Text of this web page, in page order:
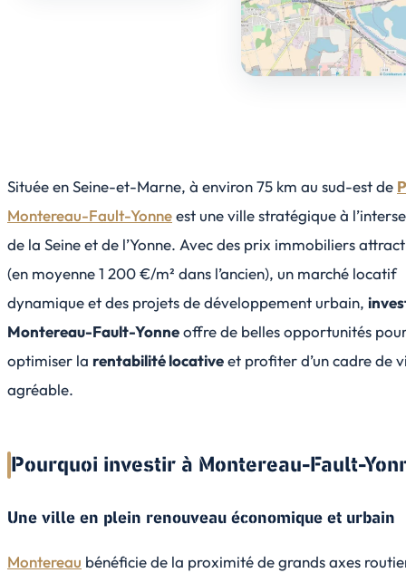
Située en Seine-et-Marne, à environ 75 km au sud-est de
Montereau-Fault-Yonneest une ville stratégique à
de la Seine et de l’Yonne. Avec des prix immobiliers
(en moyenne 1 200 €/m² dans l’ancien), un marché locatif
dynamique et des projets de développement urbain,
Montereau-Fault-Yonneoffre de belles opportunités
optimiser la rentabilité locativeet profiter d’un cadre de
agréable.
Pourquoi investir à Montereau-Fault-
Une ville en plein renouveau économique et urbain
Montereau bénéficie de la proximité de grands axes